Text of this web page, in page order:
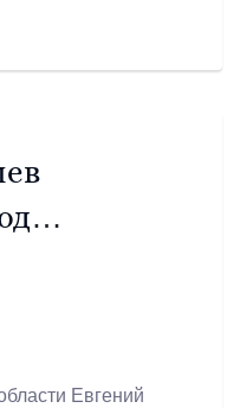
в
Евгений